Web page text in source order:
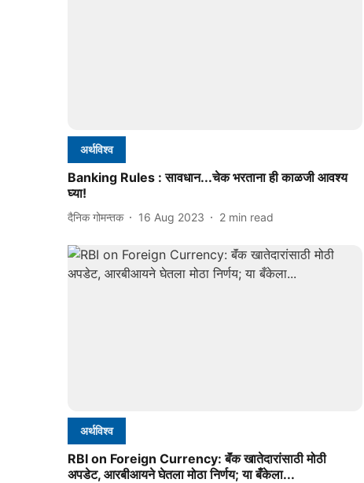
अर्थविश्व
Banking Rules : सावधान...चेक भरताना ही काळजी आवश्य
घ्या!
दैनिक गोमन्तक 16 Aug 2023 2 min read
अर्थविश्व
RBI on Foreign Currency: बॅंक खातेदारांसाठी मोठी
अपडेट, आरबीआयने घेतला मोठा निर्णय; या बँकेला...